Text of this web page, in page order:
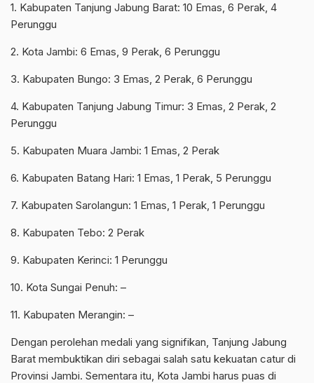
1. Kabupaten Tanjung Jabung Barat: 10 Emas, 6 Perak, 4
Perunggu
2. Kota Jambi: 6 Emas, 9 Perak, 6 Perunggu
3. Kabupaten Bungo: 3 Emas, 2 Perak, 6 Perunggu
4. Kabupaten Tanjung Jabung Timur: 3 Emas, 2 Perak, 2
Perunggu
5. Kabupaten Muara Jambi: 1 Emas, 2 Perak
6. Kabupaten Batang Hari: 1 Emas, 1 Perak, 5 Perunggu
7. Kabupaten Sarolangun: 1 Emas, 1 Perak, 1 Perunggu
8. Kabupaten Tebo: 2 Perak
9. Kabupaten Kerinci: 1 Perunggu
10. Kota Sungai Penuh: –
11. Kabupaten Merangin: –
Dengan perolehan medali yang signifikan, Tanjung Jabung
Barat membuktikan diri sebagai salah satu kekuatan catur di
Provinsi Jambi. Sementara itu, Kota Jambi harus puas di